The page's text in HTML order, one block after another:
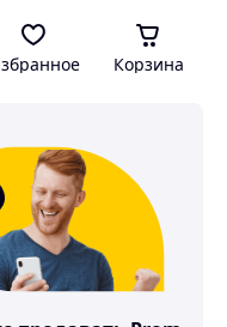
Корзина